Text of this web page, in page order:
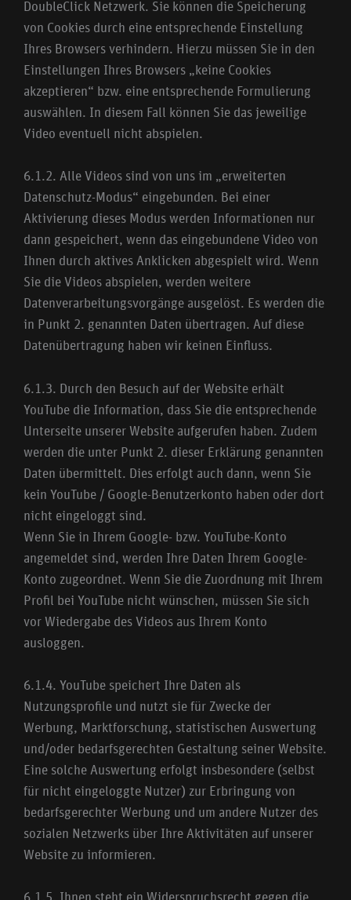
DoubleClick Netzwerk. Sie können die Speicherung
von Cookies durch eine entsprechende Einstellung
Ihres Browsers verhindern. Hierzu müssen Sie in den
Einstellungen Ihres Browsers „keine Cookies
akzeptieren“ bzw. eine entsprechende Formulierung
auswählen. In diesem Fall können Sie das jeweilige
Video eventuell nicht abspielen.
6.1.2. Alle Videos sind von uns im „erweiterten
Datenschutz-Modus“ eingebunden. Bei einer
Aktivierung dieses Modus werden Informationen nur
dann gespeichert, wenn das eingebundene Video von
Ihnen durch aktives Anklicken abgespielt wird. Wenn
Sie die Videos abspielen, werden weitere
Datenverarbeitungsvorgänge ausgelöst. Es werden die
in Punkt 2. genannten Daten übertragen. Auf diese
Datenübertragung haben wir keinen Einfluss.
6.1.3. Durch den Besuch auf der Website erhält
YouTube die Information, dass Sie die entsprechende
Unterseite unserer Website aufgerufen haben. Zudem
werden die unter Punkt 2. dieser Erklärung genannten
Daten übermittelt. Dies erfolgt auch dann, wenn Sie
kein YouTube / Google-Benutzerkonto haben oder dort
nicht eingeloggt sind.
Wenn Sie in Ihrem Google- bzw. YouTube-Konto
angemeldet sind, werden Ihre Daten Ihrem Google-
Konto zugeordnet. Wenn Sie die Zuordnung mit Ihrem
Profil bei YouTube nicht wünschen, müssen Sie sich
vor Wiedergabe des Videos aus Ihrem Konto
ausloggen.
6.1.4. YouTube speichert Ihre Daten als
Nutzungsprofile und nutzt sie für Zwecke der
Werbung, Marktforschung, statistischen Auswertung
und/oder bedarfsgerechten Gestaltung seiner Website.
Eine solche Auswertung erfolgt insbesondere (selbst
für nicht eingeloggte Nutzer) zur Erbringung von
bedarfsgerechter Werbung und um andere Nutzer des
sozialen Netzwerks über Ihre Aktivitäten auf unserer
Website zu informieren.
6.1.5. Ihnen steht ein Widerspruchsrecht gegen die